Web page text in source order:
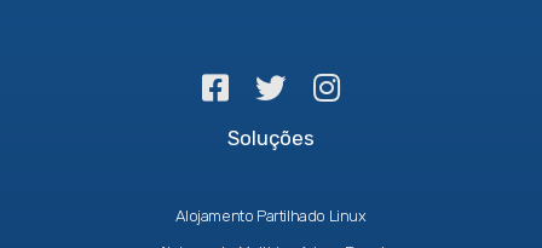
Soluções
Alojamento Partilhado Linux